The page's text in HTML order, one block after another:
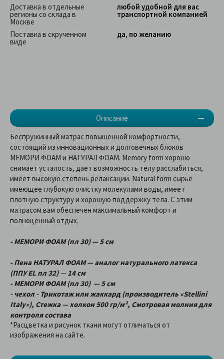
Описание
Доставка в отдельные
регионы со склада в
Москве
любой удобной для вас
транспортной компанией
Поставка в скрученном
виде
да, по желанию
Беспружинный матрас повышенной комфортности,
состоящий из инновационных и долговечных блоков
МЕМОРИ ФОАМ и НАТУРАЛ ФОАМ. Memory form хорошо
снимает усталость, дает возможность телу расслабиться,
имеет высокую степень релаксации. Natural form сырье
имеющее глубокую очистку молекулами воды, имеет
плотную структуру и хорошую поддержку тела. С этим
матрасом вам обеспечен максимальный комфорт и
полноценный отдых.
- МЕМОРИ ФОАМ (пл 30) — 5 см
- Пена НАТУРАЛ ФОАМ — аналог натурального латекса
(ППУ EL пл 32) — 14 см
- МЕМОРИ ФОАМ (пл 30) — 5 см
- чехол - Трикотаж или жаккард (производитель «Stellini
Italy»), Стежка — холкон 500 гр/м², Смотровая молния для
контроля состава
*Расцветка и рисунок ткани могут отличаться от
изображения на сайте.